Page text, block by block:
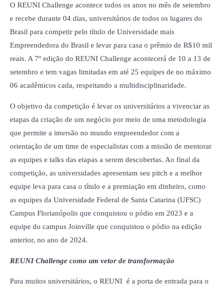
O REUNI Challenge acontece todos os anos no mês de setembro
e recebe durante 04 dias, universitários de todos os lugares do
Brasil para competir pelo título de Universidade mais
Empreendedora do Brasil e levar para casa o prêmio de R$10 mil
reais. A 7º edição do REUNI Challenge acontecerá de 10 a 13 de
setembro e tem vagas limitadas em até 25 equipes de no máximo
06 acadêmicos cada, respeitando a multidisciplinaridade.
O objetivo da competição é levar os universitários a vivenciar as
etapas da criação de um negócio por meio de uma metodologia
que permite a imersão no mundo empreendedor com a
orientação de um time de especialistas com a missão de mentorar
as equipes e talks das etapas a serem descobertas. Ao final da
competição, as universidades apresentam seu pitch e a melhor
equipe leva para casa o título e a premiação em dinheiro, como
as equipes da Universidade Federal de Santa Catarina (UFSC)
Campus Florianópolis que conquistou o pódio em 2023 e a
equipe do campus Joinville que conquistou o pódio na edição
anterior, no ano de 2024.
REUNI Challenge como um vetor de transformação
Para muitos universitários, o REUNI é a porta de entrada para o